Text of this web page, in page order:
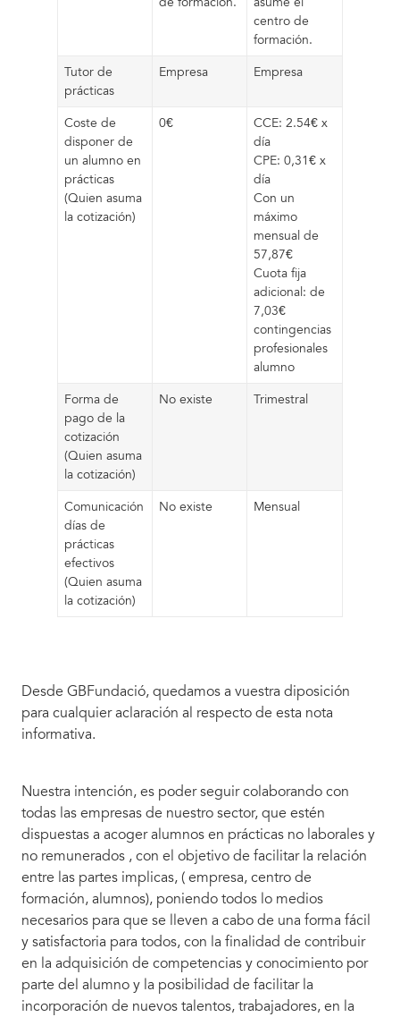
centro de
formación.
Tutor de
prácticas
Empresa Empresa
Coste de
disponer de
un alumno en
prácticas
(Quien asuma
la cotización)
0€
CCE: 2.54€ x
día
CPE: 0,31€ x
día
Con un
máximo
mensual de
57,87€
Cuota fija
adicional: de
7,03€
contingencias
profesionales
alumno
Forma de
pago de la
cotización
(Quien asuma
la cotización)
No existe Trimestral
Comunicación
días de
prácticas
efectivos
(Quien asuma
la cotización)
No existe Mensual
Desde GBFundació, quedamos a vuestra diposición
para cualquier aclaración al respecto de esta nota
informativa.
Nuestra intención, es poder seguir colaborando con
todas las empresas de nuestro sector, que estén
dispuestas a acoger alumnos en prácticas no laborales y
no remunerados , con el objetivo de facilitar la relación
entre las partes implicas, ( empresa, centro de
formación, alumnos), poniendo todos lo medios
necesarios para que se lleven a cabo de una forma fácil
y satisfactoria para todos, con la finalidad de contribuir
en la adquisición de competencias y conocimiento por
parte del alumno y la posibilidad de facilitar la
incorporación de nuevos talentos, trabajadores, en la